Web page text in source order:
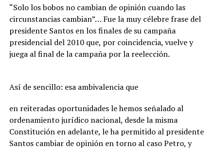
“Solo los bobos no cambian de opinión cuando las
circunstancias cambian”… Fue la muy célebre frase del
presidente Santos en los finales de su campaña
presidencial del 2010 que, por coincidencia, vuelve y
juega al final de la campaña por la reelección.
Así de sencillo: esa ambivalencia que
en reiteradas oportunidades le hemos señalado al
ordenamiento jurídico nacional, desde la misma
Constitución en adelante, le ha permitido al presidente
Santos cambiar de opinión en torno al caso Petro, y